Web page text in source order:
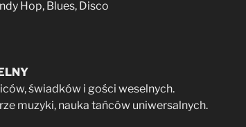
Hop, Blues, Disco
świadków i gości weselnych.
muzyki, nauka tańców uniwersalnych.